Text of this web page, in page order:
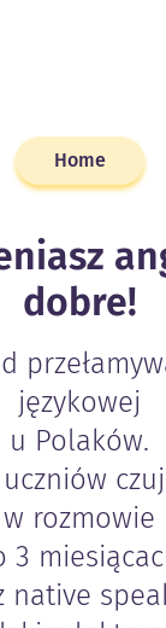
Home
dobre!
językowej
u Polaków.
w rozmowie
3
native